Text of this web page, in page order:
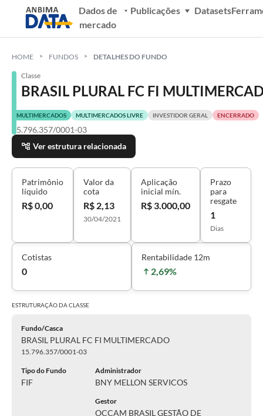
Dados de
mercado
Publicações Datasets
HOME FUNDOS DETALHES DO FUNDO
Classe
BRASIL PLURAL FC FI
MULTIMERCADOS MULTIMERCADOS LIVRE INVESTIDOR GERAL ENCERRADO
15.796.357/0001-03
Ver estrutura relacionada
Patrimônio
líquido
R$ 0,00
Valor da
cota
R$ 2,13
30/04/2021
Aplicação
inicial mín.
R$ 3.000,00
Prazo
para
resgate
1
Dias
Cotistas
0
Rentabilidade 12m
2,69%
ESTRUTURAÇÃO DACLASSE
Fundo/Casca
BRASIL PLURAL FC FI MULTIMERCADO
15.796.357/0001-03
Tipo do Fundo
FIF
Administrador
BNY MELLON SERVICOS
Gestor
OCCAM BRASIL GESTÃO DE